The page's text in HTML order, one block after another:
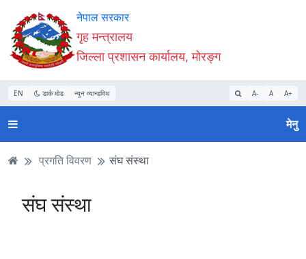
Accessibility
Mode
सुरु
गर्नुहोस्
सामाग्री
पढ्नुहाेस्
नेभिगेसन
पढ्नुहाेस्
वेबसाइट
खोजमा
जानुहोस्
नेपाल सरकार
गृह मन्त्रालय
जिल्ला प्रशासन कार्यालय, मोरङ्ग
EN डार्क मोड न्यून व्यान्डविथ A- A A+
मेनु
प्रगति विवरण संघ संस्था
संघ संस्था